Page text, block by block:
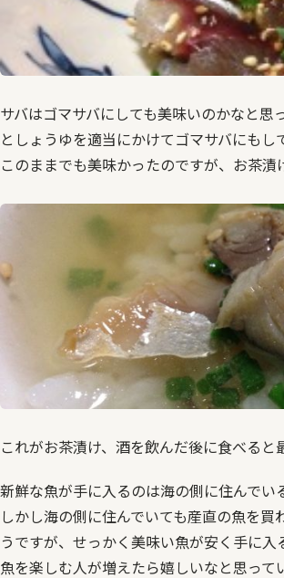
サバはゴマサバにしても美味いのかなと
としょうゆを適当にかけてゴマサバにもし
このままでも美味かったのですが、お茶漬
これがお茶漬け、酒を飲んだ後に食べると
新鮮な魚が手に入るのは海の側に住んでい
しかし海の側に住んでいても産直の魚を
うですが、せっかく美味い魚が安く手に
魚を楽しむ人が増えたら嬉しいなと思って